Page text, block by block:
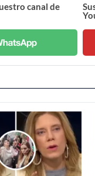
canal de